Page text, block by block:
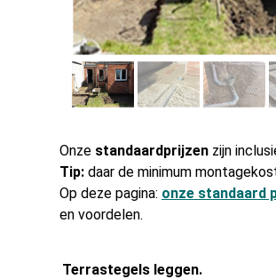
Onze standaardprijzen zijn
Tip: daar de minimum
Op deze pagina: onze standaard
en voordelen.
Terrastegels leggen.